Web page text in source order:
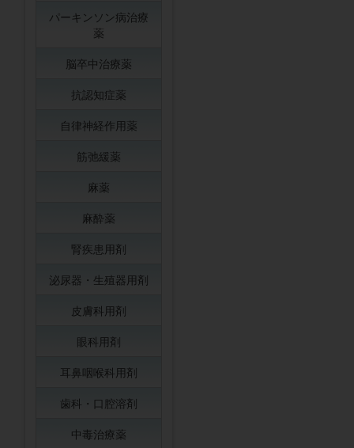
パーキンソン病治療
薬
脳卒中治療薬
抗認知症薬
自律神経作用薬
筋弛緩薬
麻薬
麻酔薬
腎疾患用剤
泌尿器・生殖器用剤
皮膚科用剤
眼科用剤
耳鼻咽喉科用剤
歯科・口腔溶剤
中毒治療薬